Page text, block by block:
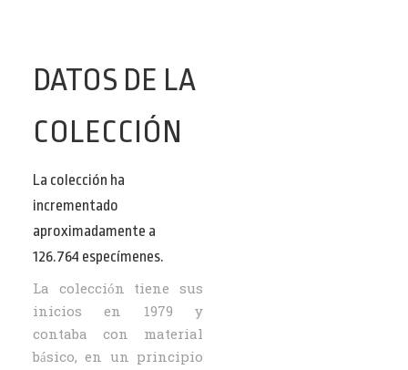
DATOS DE LA
COLECCIÓN
La colección ha
incrementado
aproximadamente a
126.764 especímenes.
La colección tiene sus
inicios en 1979 y
contaba con material
básico, en un principio